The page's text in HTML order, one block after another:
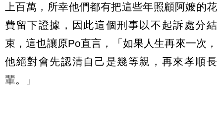
上百萬，所幸他們都有把這些年照顧阿嬤的花
費留下證據，因此這個刑事以不起訴處分結
束，這也讓原Po直言，「如果人生再來一次，
他絕對會先認清自己是幾等親，再來孝順長
輩。」